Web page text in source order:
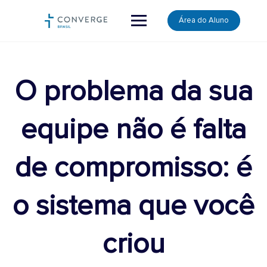
Área do Aluno
O problema da sua
equipe não é falta
de compromisso: é
o sistema que você
criou